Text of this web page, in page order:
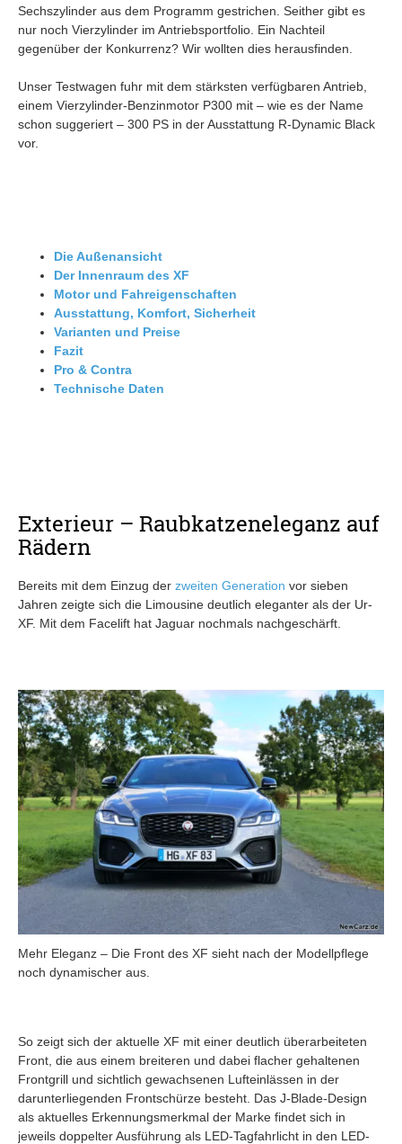
Sechszylinder aus dem Programm gestrichen. Seither gibt es
nur noch Vierzylinder im Antriebsportfolio. Ein Nachteil
gegenüber der Konkurrenz? Wir wollten dies herausfinden.
Unser Testwagen fuhr mit dem stärksten verfügbaren Antrieb,
einem Vierzylinder-Benzinmotor P300 mit – wie es der Name
schon suggeriert – 300 PS in der Ausstattung R-Dynamic Black
vor.
Die Außenansicht
Der Innenraum des XF
Motor und Fahreigenschaften
Ausstattung, Komfort, Sicherheit
Varianten und Preise
Fazit
Pro & Contra
Technische Daten
Exterieur – Raubkatzeneleganz auf
Rädern
Bereits mit dem Einzug der zweiten Generation vor sieben
Jahren zeigte sich die Limousine deutlich eleganter als der Ur-
XF. Mit dem Facelift hat Jaguar nochmals nachgeschärft.
Mehr Eleganz – Die Front des XF sieht nach der Modellpflege
noch dynamischer aus.
So zeigt sich der aktuelle XF mit einer deutlich überarbeiteten
Front, die aus einem breiteren und dabei flacher gehaltenen
Frontgrill und sichtlich gewachsenen Lufteinlässen in der
darunterliegenden Frontschürze besteht. Das J-Blade-Design
als aktuelles Erkennungsmerkmal der Marke findet sich in
jeweils doppelter Ausführung als LED-Tagfahrlicht in den LED-